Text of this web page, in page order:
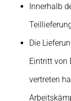
Innerhalb
Die
Eintritt von
vertreten